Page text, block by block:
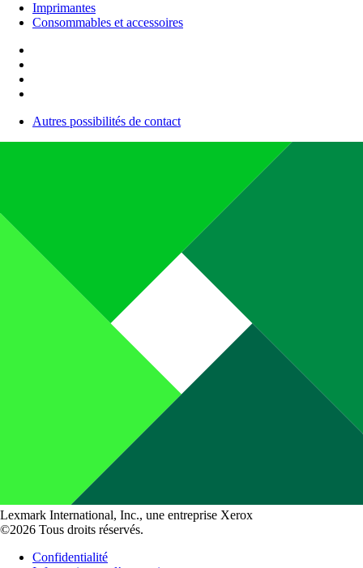
Imprimantes
Consommables et accessoires
Autres possibilités de contact
Lexmark International, Inc., une entreprise Xerox
©2026 Tous droits réservés.
Confidentialité